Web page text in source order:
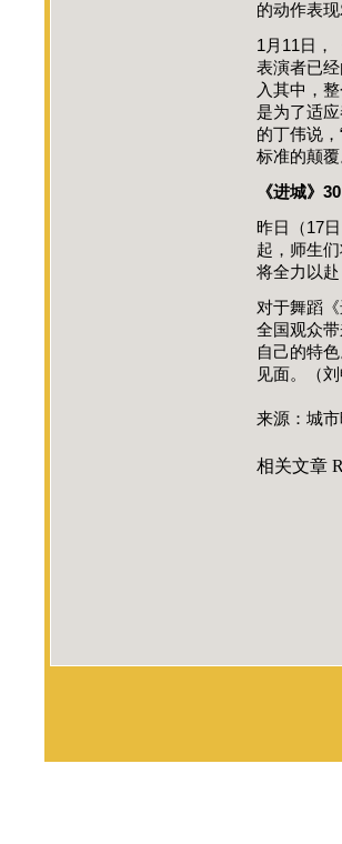
的动作表
1月11日，
表演者已
入其中，
是为了适
的丁伟说
标准的颠覆
《进城》
昨日（17
起，师生
将全力以
对于舞蹈
全国观众
自己的特
见面。（刘
来源：城
相关文章